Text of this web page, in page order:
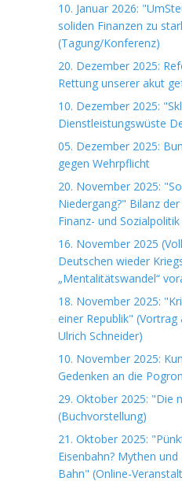
10. Januar 2026:
soliden Finanzen zu
(Tagung/Konferenz)
20. Dezember 2025:
Rettung unserer akut
10. Dezember 2025:
Dienstleistungswüste
05. Dezember 2025:
gegen Wehrpflicht
20. November 2025:
Niedergang?" Bilanz
Finanz- und Sozialpolitik
16. November 2025
Deutschen wieder
„Mentalitätswandel“
18. November 2025:
einer Republik"
Ulrich Schneider)
10. November 2025:
Gedenken an die
29. Oktober 2025: "Die
(Buchvorstellung)
21. Oktober 2025:
Eisenbahn? Mythen
Bahn" (Online-